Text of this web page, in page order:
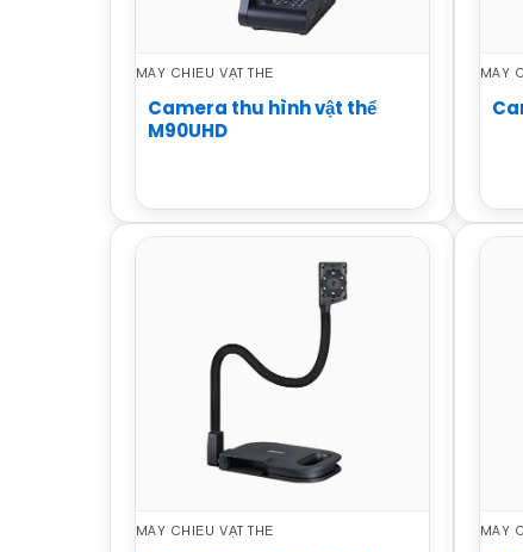
MÁY CHIẾU VẬT THỂ
Camera thu hình vật thể
M90UHD
MÁY
MÁY CHIẾU VẬT THỂ MÁY